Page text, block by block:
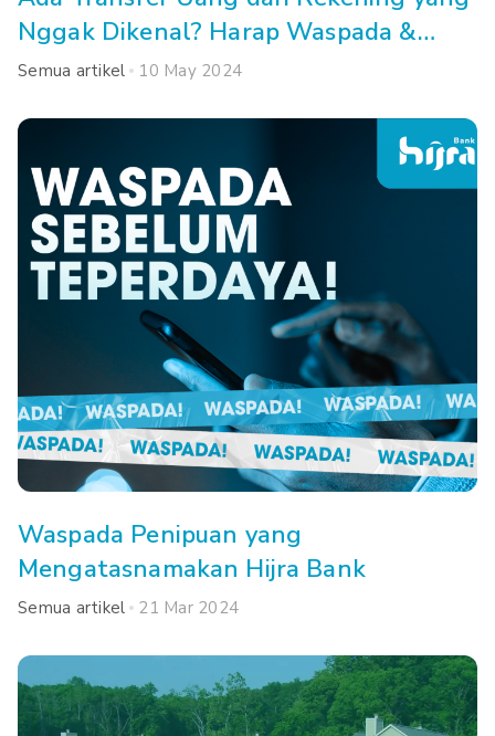
Nggak Dikenal? Harap Waspada &
Lakukan Cara Ini!
Semua artikel 10 May 2024
Waspada Penipuan yang
Mengatasnamakan Hijra Bank
Semua artikel 21 Mar 2024